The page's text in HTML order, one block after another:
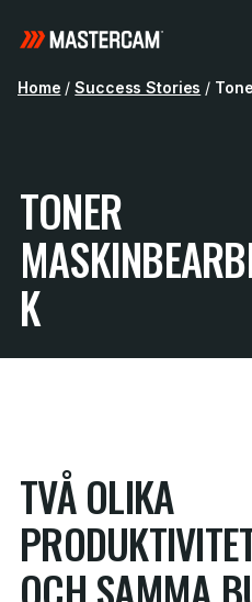
Home / Success Stories /
TONER
K
TVÅ OLIKA